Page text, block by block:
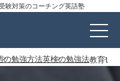
験対策のコーチング英語塾
の勉強方法英検の勉強法教育レ